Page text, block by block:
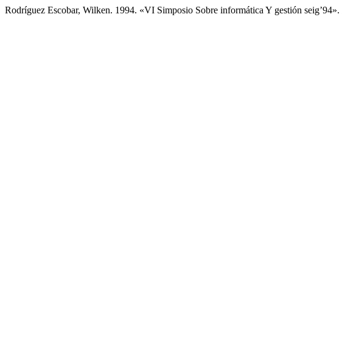
Rodríguez Escobar, Wilken. 1994. «VI Simposio Sobre informática Y gestión seig’94».